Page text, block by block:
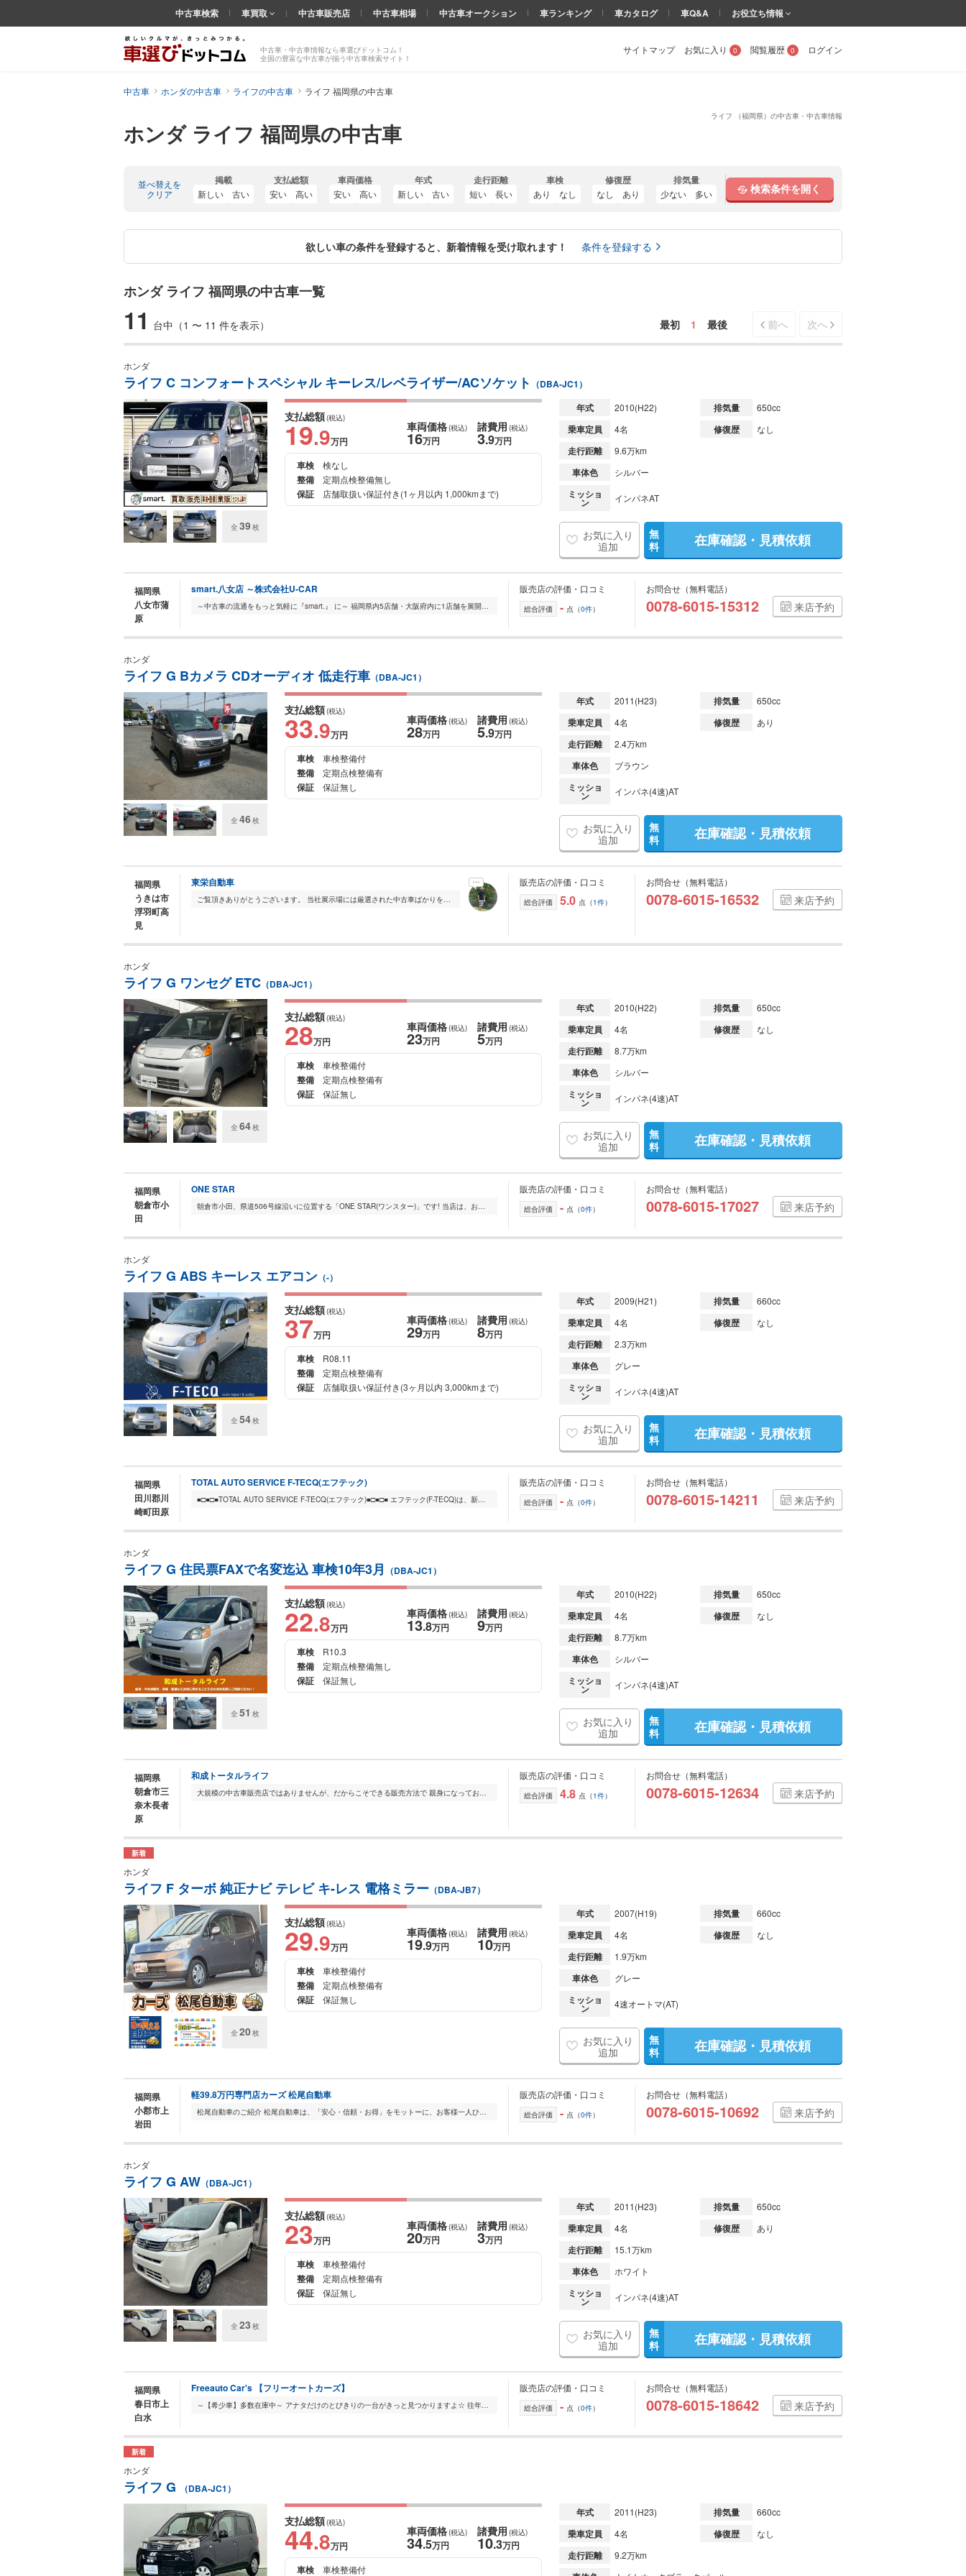
ライフ （福岡県）の中古車・中古車情報
ホンダ ライフ 福岡県の中古車
中古車・中古車情報なら車選びドットコム！
全国の豊富な中古車が揃う中古車検索サイト！
サイトマップ お気に入り 0 閲覧履歴 0 ログイン
中古車検索 車買取 中古車販売店 中古車相場 中古車オークション 車ランキング 車カタログ 車Q&A お役立ち情報
中古車 ホンダの中古車 ライフの中古車 ライフ 福岡県の中古車
並べ替えを
クリア
掲載
新しい 古い
支払総額
安い 高い
車両価格
安い 高い
年式
新しい 古い
走行距離
短い 長い
車検
あり なし
修復歴
なし あり
排気量
少ない 多い 検索条件を開く
欲しい車の条件を登録すると、新着情報を受け取れます！ 条件を登録する
ホンダ ライフ 福岡県の中古車一覧
11 台中（1 〜 11 件を表示） 最初 1 最後 前へ 次へ
ホンダ
ライフ C コンフォートスペシャル キーレス/レベライザー/ACソケット （DBA-JC1）
全 39枚
支払総額(税込)
19.9万円
車両価格(税込)
16万円
諸費用 (税込)
3.9万円
車検
検なし
整備 定期点検整備無し
保証 店舗取扱い保証付き(1ヶ月以内 1,000kmまで)
年式 2010(H22) 排気量 650cc
乗車定員 4名 修復歴 なし
走行距離 9.6万km
車体色 シルバー
ミッショ
ン インパネAT
お気に入り
追加
無
料
在庫確認・見積依頼
福岡県
八女市蒲
原
smart.八女店 ～株式会社U-CAR
～中古車の流通をもっと気軽に『smart.』 に～ 福岡県内5店舗・大阪府内に1店舗を展開する車のプロが集結して作った新しいお店です。 プロの経験と技術でお客様のカーラ...
販売店の評価・口コミ
総合評価 - 点（0件）
お問合せ（無料電話）
0078-6015-15312 来店予約
ホンダ
ライフ G Bカメラ CDオーディオ 低走行車 （DBA-JC1）
全 46枚
支払総額(税込)
33.9万円
車両価格(税込)
28万円
諸費用 (税込)
5.9万円
車検
車検整備付
整備 定期点検整備有
保証 保証無し
年式 2011(H23) 排気量 650cc
乗車定員 4名 修復歴 あり
走行距離 2.4万km
車体色 ブラウン
ミッショ
ン インパネ(4速)AT
お気に入り
追加
無
料
在庫確認・見積依頼
福岡県
うきは市
浮羽町高
見
東栄自動車
ご覧頂きありがとうございます。 当社展示場には厳選された中古車ばかりを展示しております。 掲載車両以外にも多数在庫がございますので、アナタにピッタリな一台が...
販売店の評価・口コミ
総合評価 5.0 点（1件）
お問合せ（無料電話）
0078-6015-16532 来店予約
ホンダ
ライフ G ワンセグ ETC （DBA-JC1）
全 64枚
支払総額(税込)
28万円
車両価格(税込)
23万円
諸費用 (税込)
5万円
車検
車検整備付
整備 定期点検整備有
保証 保証無し
年式 2010(H22) 排気量 650cc
乗車定員 4名 修復歴 なし
走行距離 8.7万km
車体色 シルバー
ミッショ
ン インパネ(4速)AT
お気に入り
追加
無
料
在庫確認・見積依頼
福岡県
朝倉市小
田
ONE STAR
朝倉市小田、県道506号線沿いに位置する「ONE STAR(ワンスター)」です! 当店は、お客様の「安心・安全・満足」を第一に、中古車販売からアフターメンテナンスまでワンス...
販売店の評価・口コミ
総合評価 - 点（0件）
お問合せ（無料電話）
0078-6015-17027 来店予約
ホンダ
ライフ G ABS キーレス エアコン （-）
全 54枚
支払総額(税込)
37万円
車両価格(税込)
29万円
諸費用 (税込)
8万円
車検
R08.11
整備 定期点検整備有
保証 店舗取扱い保証付き(3ヶ月以内 3,000kmまで)
年式 2009(H21) 排気量 660cc
乗車定員 4名 修復歴 なし
走行距離 2.3万km
車体色 グレー
ミッショ
ン インパネ(4速)AT
お気に入り
追加
無
料
在庫確認・見積依頼
福岡県
田川郡川
崎町田原
TOTAL AUTO SERVICE F-TECQ(エフテック)
■□■□■TOTAL AUTO SERVICE F-TECQ(エフテック)■□■□■ エフテック(F-TECQ)は、新車・中古車・バイクの販売・買取や福祉車両の販売・買取・メンテナンス・レンタカーなど幅...
販売店の評価・口コミ
総合評価 - 点（0件）
お問合せ（無料電話）
0078-6015-14211 来店予約
ホンダ
ライフ G 住民票FAXで名変迄込 車検10年3月 （DBA-JC1）
全 51 枚
支払総額(税込)
22.8万円
車両価格(税込)
13.8万円
諸費用 (税込)
9万円
車検
R10.3
整備 定期点検整備無し
保証 保証無し
年式 2010(H22) 排気量 650cc
乗車定員 4名 修復歴 なし
走行距離 8.7万km
車体色 シルバー
ミッショ
ン インパネ(4速)AT
お気に入り
追加
無
料
在庫確認・見積依頼
福岡県
朝倉市三
奈木長者
原
和成トータルライフ
大規模の中古車販売店ではありませんが、だからこそできる販売方法で 親身になってお車を販売致します。 中古車販売・買取・整備・鈑金・部品販売・各種登録代行などお...
販売店の評価・口コミ
総合評価 4.8 点（1件）
お問合せ（無料電話）
0078-6015-12634 来店予約
新着
ホンダ
ライフ F ターボ 純正ナビ テレビ キ-レス 電格ミラー （DBA-JB7）
全 20枚
支払総額(税込)
29.9万円
車両価格(税込)
19.9万円
諸費用 (税込)
10万円
車検
車検整備付
整備 定期点検整備有
保証 保証無し
年式 2007(H19) 排気量 660cc
乗車定員 4名 修復歴 なし
走行距離 1.9万km
車体色 グレー
ミッショ
ン 4速オートマ(AT)
お気に入り
追加
無
料
在庫確認・見積依頼
福岡県
小郡市上
岩田
軽39.8万円専門店カーズ 松尾自動車
松尾自動車のご紹介 松尾自動車は、「安心・信頼・お得」をモットーに、お客様一人ひとりに最適な一台をご提案します。 6ヶ月自社保証を完備し、購入後も安心してカーラ...
販売店の評価・口コミ
総合評価 - 点（0件）
お問合せ（無料電話）
0078-6015-10692 来店予約
ホンダ
ライフ G AW （DBA-JC1）
全 23 枚
支払総額(税込)
23万円
車両価格(税込)
20万円
諸費用 (税込)
3万円
車検
車検整備付
整備 定期点検整備有
保証 保証無し
年式 2011(H23) 排気量 650cc
乗車定員 4名 修復歴 あり
走行距離 15.1万km
車体色 ホワイト
ミッショ
ン インパネ(4速)AT
お気に入り
追加
無
料
在庫確認・見積依頼
福岡県
春日市上
白水
Freeauto Car's 【フリーオートカーズ】
～【希少車】多数在庫中～ アナタだけのとびきりの一台がきっと見つかりますよ☆ 往年の名車・希少車から普段の足として利用できる軽自動車まで、店頭に多数在庫してお...
販売店の評価・口コミ
総合評価 - 点（0件）
お問合せ（無料電話）
0078-6015-18642 来店予約
新着
ホンダ
ライフ G （DBA-JC1）
支払総額(税込)
44.8万円
車両価格(税込)
34.5万円
諸費用 (税込)
10.3万円
車検
車検整備付
年式 2011(H23) 排気量 660cc
乗車定員 4名 修復歴 なし
走行距離 9.2万km